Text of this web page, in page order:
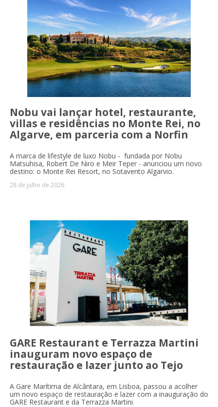
Nobu vai lançar hotel, restaurante,
villas e residências no Monte Rei, no
Algarve, em parceria com a Norfin
A marca de lifestyle de luxo Nobu - fundada por Nobu
Matsuhisa, Robert De Niro e Meir Teper - anunciou um novo
destino: o Monte Rei Resort, no Sotavento Algarvio.
28 de julho de 2026
GARE Restaurant e Terrazza Martini
inauguram novo espaço de
restauração e lazer junto ao Tejo
A Gare Marítima de Alcântara, em Lisboa, passou a acolher
um novo espaço de restauração e lazer com a inauguração do
GARE Restaurant e da Terrazza Martini.